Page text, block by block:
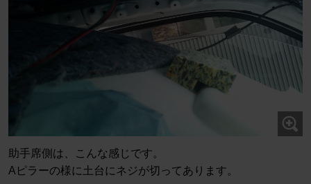
助手席側は、こんな感じです。
Aピラーの様に土台にネジが切ってあります。